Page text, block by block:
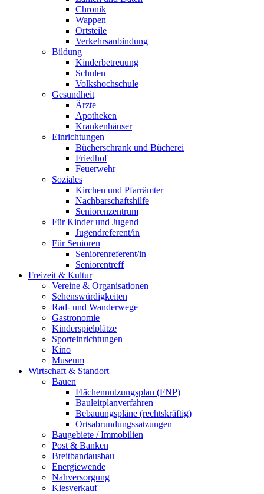
Chronik
Wappen
Ortsteile
Verkehrsanbindung
Bildung
Kinderbetreuung
Schulen
Volkshochschule
Gesundheit
Ärzte
Apotheken
Krankenhäuser
Einrichtungen
Bücherschrank und Bücherei
Friedhof
Feuerwehr
Soziales
Kirchen und Pfarrämter
Nachbarschaftshilfe
Seniorenzentrum
Für Kinder und Jugend
Jugendreferent/in
Für Senioren
Seniorenreferent/in
Seniorentreff
Freizeit & Kultur
Vereine & Organisationen
Sehenswürdigkeiten
Rad- und Wanderwege
Gastronomie
Kinderspielplätze
Sporteinrichtungen
Kino
Museum
Wirtschaft & Standort
Bauen
Flächennutzungsplan (FNP)
Bauleitplanverfahren
Bebauungspläne (rechtskräftig)
Ortsabrundungssatzungen
Baugebiete / Immobilien
Post & Banken
Breitbandausbau
Energiewende
Nahversorgung
Kiesverkauf